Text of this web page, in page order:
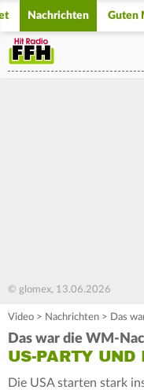
Nachrichten Guten
© glomex, 13.06.2026
Video > Nachrichten > Das
Das war die WM-
US-PARTY UND
Die USA starten stark